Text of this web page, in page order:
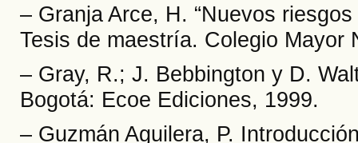
– Granja Arce, H. “Nuevos
Tesis de maestría. Colegio Mayor
– Gray, R.; J. Bebbington y D.
Bogotá: Ecoe Ediciones, 1999.
– Guzmán Aguilera, P.